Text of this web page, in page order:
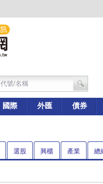
國際 外匯 債券
選股 興櫃 產業 總